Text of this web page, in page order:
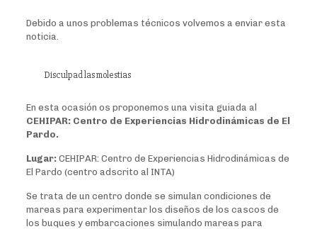
Debido a unos problemas técnicos volvemos a enviar esta
noticia.
Disculpad las molestias
En esta ocasión os proponemos una visita guiada al
CEHIPAR: Centro de Experiencias Hidrodinámicas de El
Pardo.
Lugar:CEHIPAR: Centro de Experiencias Hidrodinámicas de
El Pardo (centro adscrito al INTA)
Se trata de un centro donde se simulan condiciones de
mareas para experimentar los diseños de los cascos de
los buques y embarcaciones simulando mareas para